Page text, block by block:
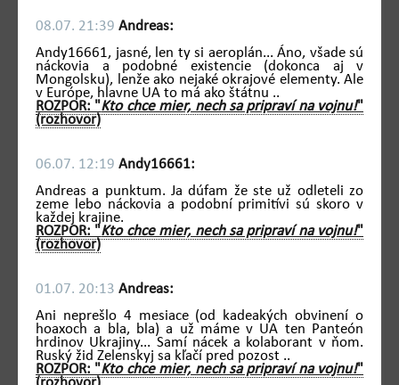
08.07. 21:39 Andreas:
Andy16661, jasné, len ty si aeroplán... Áno, všade sú
náckovia a podobné existencie (dokonca aj v
Mongolsku), lenže ako nejaké okrajové elementy. Ale
v Európe, hlavne UA to má ako štátnu ..
ROZPOR: "Kto chce mier, nech sa pripraví na vojnu!"
(rozhovor)
06.07. 12:19 Andy16661:
Andreas a punktum. Ja dúfam že ste už odleteli zo
zeme lebo náckovia a podobní primitívi sú skoro v
každej krajine.
ROZPOR: "Kto chce mier, nech sa pripraví na vojnu!"
(rozhovor)
01.07. 20:13 Andreas:
Ani neprešlo 4 mesiace (od kadeakých obvinení o
hoaxoch a bla, bla) a už máme v UA ten Panteón
hrdinov Ukrajiny... Samí nácek a kolaborant v ňom.
Ruský žid Zelenskyj sa kľačí pred pozost ..
ROZPOR: "Kto chce mier, nech sa pripraví na vojnu!"